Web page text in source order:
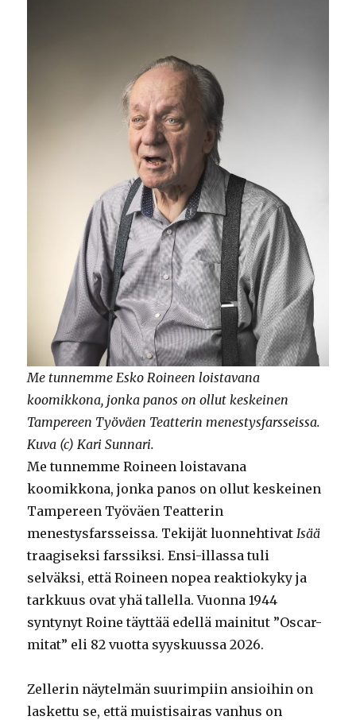
Me tunnemme Esko Roineen loistavana
koomikkona, jonka panos on ollut keskeinen
Tampereen Työväen Teatterin menestysfarsseissa.
Kuva (c) Kari Sunnari.
Me tunnemme Roineen loistavana
koomikkona, jonka panos on ollut keskeinen
Tampereen Työväen Teatterin
menestysfarsseissa. Tekijät luonnehtivatIsää
traagiseksi farssiksi. Ensi-illassa tuli
selväksi, että Roineen nopea reaktiokyky ja
tarkkuus ovat yhä tallella. Vuonna 1944
syntynyt Roine täyttää edellä mainitut ”Oscar-
mitat” eli 82 vuotta syyskuussa 2026.
Zellerin näytelmän suurimpiin ansioihin on
laskettu se, että muistisairas vanhus on